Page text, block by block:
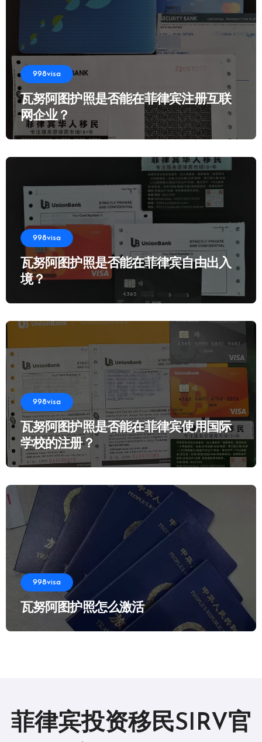
998visa
瓦努阿图护照是否能在菲律宾注册互联
网企业？
998visa
瓦努阿图护照是否能在菲律宾自由出入
境？
998visa
瓦努阿图护照是否能在菲律宾使用国际
学校的注册？
998visa
瓦努阿图护照怎么激活
菲律宾投资移民SIRV官